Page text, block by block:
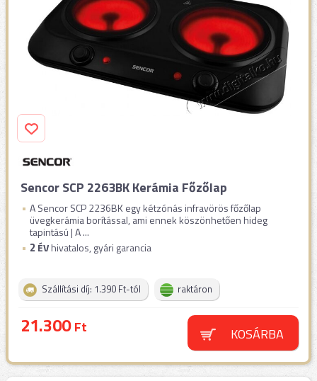
Sencor SCP 2263BK Kerámia Főzőlap
A Sencor SCP 2236BK egy kétzónás infravörös főzőlap
üvegkerámia borítással, ami ennek köszönhetően hideg
tapintású | A ...
2 ÉVhivatalos, gyári garancia
Szállítási díj: 1.390 Ft-tól raktáron
21.300Ft KOSÁRBA